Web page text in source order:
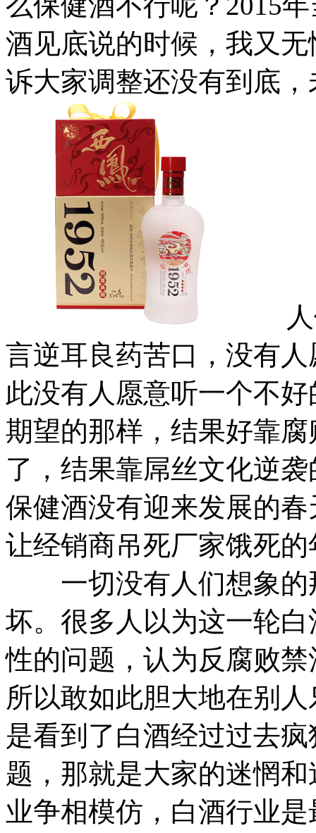
酒见底说的时候，我又
诉大家调整还没有到底
人们
言逆耳良药苦口，没有
此没有人愿意听一个不
期望的那样，结果好靠
了，结果靠屌丝文化逆
保健酒没有迎来发展的
让经销商吊死厂家饿死的
一切没有人们想象的
坏。很多人以为这一轮
性的问题，认为反腐败
所以敢如此胆大地在别
是看到了白酒经过过去
题，那就是大家的迷惘
业争相模仿，白酒行业